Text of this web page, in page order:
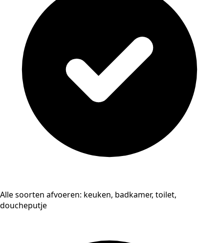
Alle soorten afvoeren: keuken, badkamer, toilet,
doucheputje